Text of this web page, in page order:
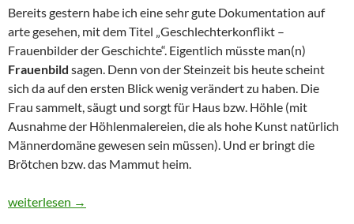
Bereits gestern habe ich eine sehr gute Dokumentation auf
arte gesehen, mit dem Titel „Geschlechterkonflikt –
Frauenbilder der Geschichte“. Eigentlich müsste man(n)
Frauenbild sagen. Denn von der Steinzeit bis heute scheint
sich da auf den ersten Blick wenig verändert zu haben. Die
Frau sammelt, säugt und sorgt für Haus bzw. Höhle (mit
Ausnahme der Höhlenmalereien, die als hohe Kunst natürlich
Männerdomäne gewesen sein müssen). Und er bringt die
Brötchen bzw. das Mammut heim.
Weil nicht sein kann, was nicht sein darf
weiterlesen →